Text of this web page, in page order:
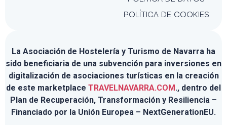
POLÍTICA DE COOKIES
La Asociación de Hostelería y Turismo de Navarra ha
sido beneficiaria de una subvención para inversiones en
digitalización de asociaciones turísticas en la creación
de este marketplace TRAVELNAVARRA.COM ., dentro del
Plan de Recuperación, Transformación y Resiliencia –
Financiado por la Unión Europea – NextGenerationEU.